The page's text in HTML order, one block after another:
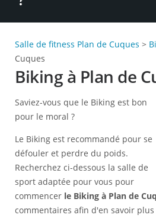
Salle de fitness Plan de Cuques >
Cuques
Biking à Plan de
Saviez-vous que le Biking est bon
pour le moral ?
Le Biking est recommandé pour se
défouler et perdre du poids.
Recherchez ci-dessous la salle de
sport adaptée pour vous pour
commencer le Biking à Plan de
commentaires afin d'en savoir plus